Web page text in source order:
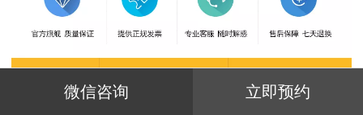
微信咨询 立即预约